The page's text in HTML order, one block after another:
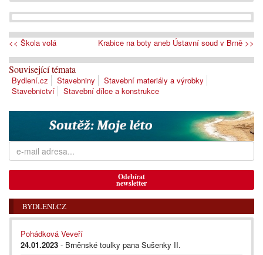
<< Škola volá Krabice na boty aneb Ústavní soud v Brně >>
Související témata
Bydlení.cz Stavebniny
Stavební materiály a výrobky
Stavebnictví
Stavební dílce a konstrukce
Odebírat
newsletter
BYDLENÍ.CZ
Pohádková Veveří
24.01.2023 - Brněnské toulky pana Sušenky II.